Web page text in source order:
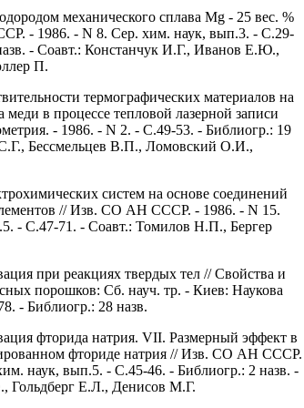
механического сплава Mg - 25 вес. %
- 1986. - N 8. Сер. хим. наук, вып.3. - С.29-
- Соавт.: Констанчук И.Г., Иванов Е.Ю.,
П.
термографических материалов на
меди в процессе тепловой лазерной записи
- 1986. - N 2. - С.49-53. - Библиогр.: 19
Бессмельцев В.П., Ломовский О.И.,
систем на основе соединений
// Изв. СО АН СССР. - 1986. - N 15.
- С.47-71. - Соавт.: Томилов Н.П., Бергер
при реакциях твердых тел // Свойства и
порошков: Сб. науч. тр. - Киев: Наукова
- Библиогр.: 28 назв.
фторида натрия. VII. Размерный эффект в
фториде натрия // Изв. СО АН СССР.
наук, вып.5. - С.45-46. - Библиогр.: 2 назв. -
Гольдберг Е.Л., Денисов М.Г.